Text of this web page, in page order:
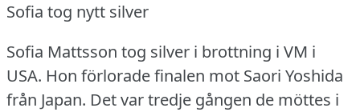
Sofia tog nytt silver
Sofia Mattsson tog silver i brottning i VM i
USA. Hon förlorade finalen mot Saori Yoshida
från Japan. Det var tredje gången de möttes i